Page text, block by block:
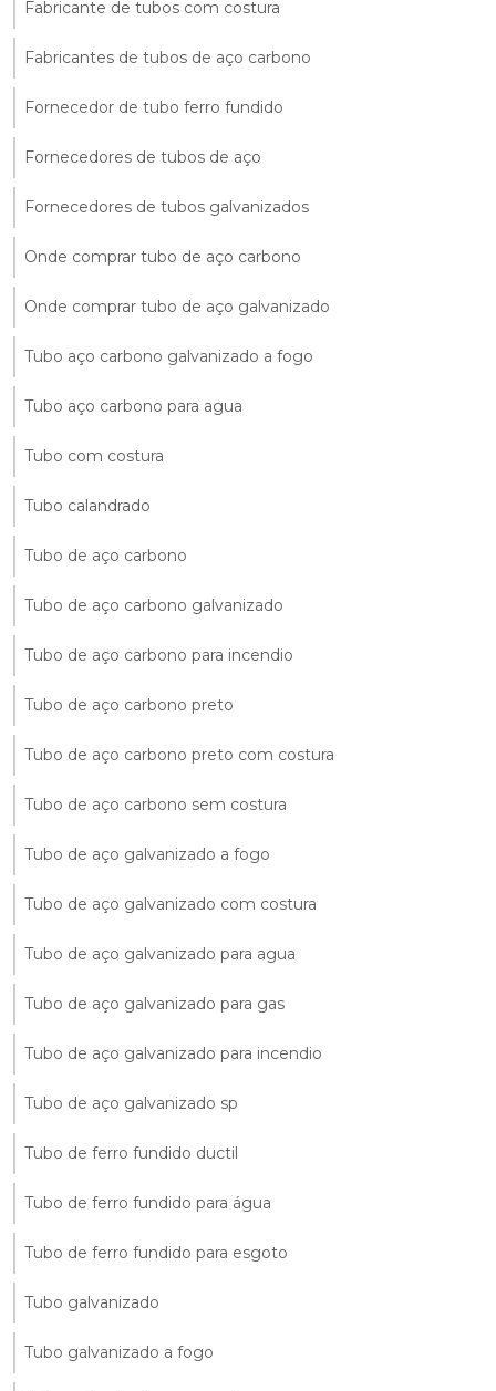
Fabricante de tubos com costura
Fabricantes de tubos de aço carbono
Fornecedor de tubo ferro fundido
Fornecedores de tubos de aço
Fornecedores de tubos galvanizados
Onde comprar tubo de aço carbono
Onde comprar tubo de aço galvanizado
Tubo aço carbono galvanizado a fogo
Tubo aço carbono para agua
Tubo com costura
Tubo calandrado
Tubo de aço carbono
Tubo de aço carbono galvanizado
Tubo de aço carbono para incendio
Tubo de aço carbono preto
Tubo de aço carbono preto com costura
Tubo de aço carbono sem costura
Tubo de aço galvanizado a fogo
Tubo de aço galvanizado com costura
Tubo de aço galvanizado para agua
Tubo de aço galvanizado para gas
Tubo de aço galvanizado para incendio
Tubo de aço galvanizado sp
Tubo de ferro fundido ductil
Tubo de ferro fundido para água
Tubo de ferro fundido para esgoto
Tubo galvanizado
Tubo galvanizado a fogo